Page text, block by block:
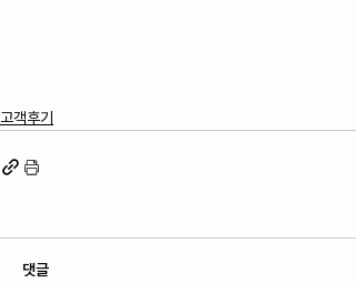
고객후기
댓글